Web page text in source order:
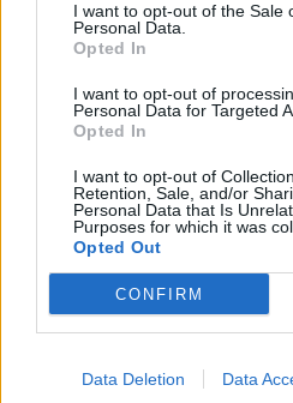
I want to opt-out of the Sale
Personal Data.
Opted In
I want to opt-out of
Personal Data for Targeted
Opted In
I want to opt-out of
Retention, Sale, and/or
Personal Data that Is
Purposes for which it was
Opted Out
CONFIRM
Data Deletion Data
06/08/2026
Μην περιμένεις τον Σεπτέμβρη:
στην καριέρα μου
Διαβάστε